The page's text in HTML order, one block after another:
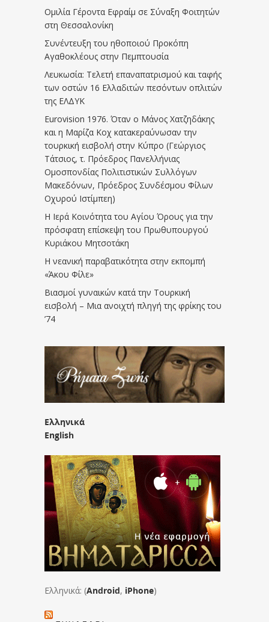
Ομιλία Γέροντα Εφραίμ σε Σύναξη Φοιτητών
στη Θεσσαλονίκη
Συνέντευξη του ηθοποιού Προκόπη
Αγαθοκλέους στην Πεμπτουσία
Λευκωσία: Τελετή επαναπατρισμού και ταφής
των οστών 16 Ελλαδιτών πεσόντων οπλιτών
της ΕΛΔΥΚ
Eurovision 1976. Όταν ο Μάνος Χατζηδάκης
και η Μαρίζα Κοχ κατακεραύνωσαν την
τουρκική εισβολή στην Κύπρο (Γεώργιος
Τάτσιος, τ. Πρόεδρος Πανελλήνιας
Ομοσπονδίας Πολιτιστικών Συλλόγων
Μακεδόνων, Πρόεδρος Συνδέσμου Φίλων
Οχυρού Ιστίμπεη)
Η Ιερά Κοινότητα του Αγίου Όρους για την
πρόσφατη επίσκεψη του Πρωθυπουργού
Κυριάκου Μητσοτάκη
Η νεανική παραβατικότητα στην εκπομπή
«Άκου Φίλε»
Βιασμοί γυναικών κατά την Τουρκική
εισβολή – Μια ανοιχτή πληγή της φρίκης του
’74
Ελληνικά
English
Ελληνικά: (Android, iPhone)